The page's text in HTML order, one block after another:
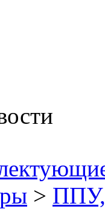
> ППУ,